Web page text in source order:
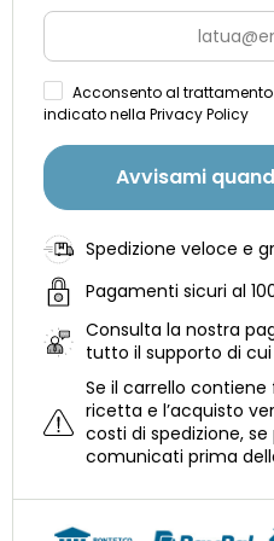
Acconsento al
indicato nella Privacy Policy
Avvisami
Spedizione veloce e
Pagamenti sicuri al
Consulta la nostra
tutto il supporto di
Se il carrello
ricetta e l’acquisto
costi di spedizione,
comunicati prima